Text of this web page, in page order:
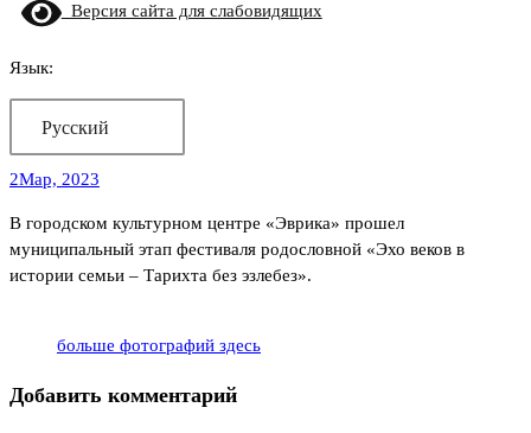
Версия сайта для слабовидящих
Язык:
Русский
2Мар, 2023
В городском культурном центре «Эврика» прошел
муниципальный этап фестиваля родословной «Эхо веков в
истории семьи – Тарихта без эзлебез».
больше фотографий здесь
Добавить комментарий